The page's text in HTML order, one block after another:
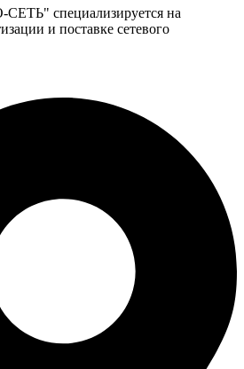
специализируется на
и поставке сетевого